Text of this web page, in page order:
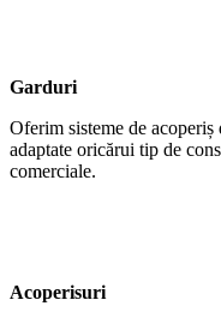
Garduri
Oferim sisteme de
adaptate oricărui tip de
comerciale.
Acoperisuri